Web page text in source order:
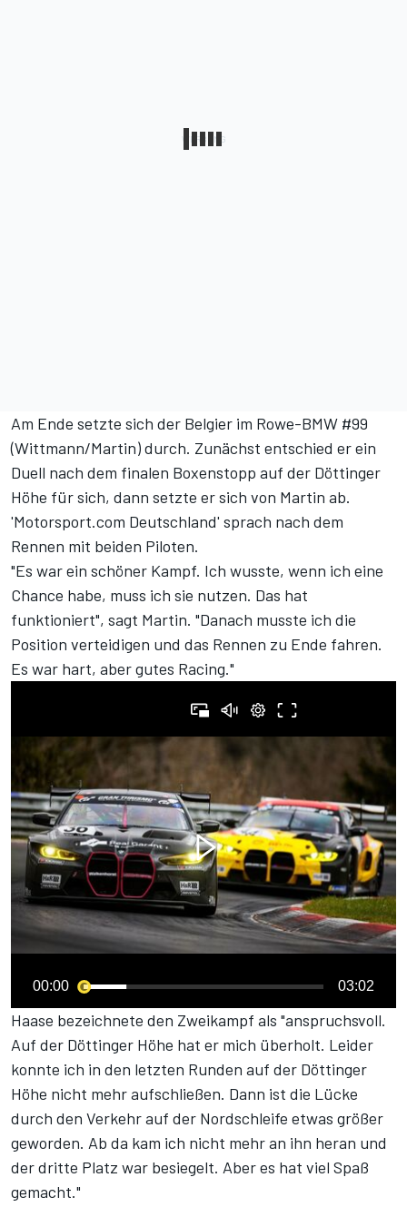
Am Ende setzte sich der Belgier im Rowe-BMW #99
(Wittmann/Martin) durch. Zunächst entschied er ein
Duell nach dem finalen Boxenstopp auf der Döttinger
Höhe für sich, dann setzte er sich von Martin ab.
'Motorsport.com Deutschland' sprach nach dem
Rennen mit beiden Piloten.
"Es war ein schöner Kampf. Ich wusste, wenn ich eine
Chance habe, muss ich sie nutzen. Das hat
funktioniert", sagt Martin. "Danach musste ich die
Position verteidigen und das Rennen zu Ende fahren.
Es war hart, aber gutes Racing."
00:00 03:02
Haase bezeichnete den Zweikampf als "anspruchsvoll.
Auf der Döttinger Höhe hat er mich überholt. Leider
konnte ich in den letzten Runden auf der Döttinger
Höhe nicht mehr aufschließen. Dann ist die Lücke
durch den Verkehr auf der Nordschleife etwas größer
geworden. Ab da kam ich nicht mehr an ihn heran und
der dritte Platz war besiegelt. Aber es hat viel Spaß
gemacht."